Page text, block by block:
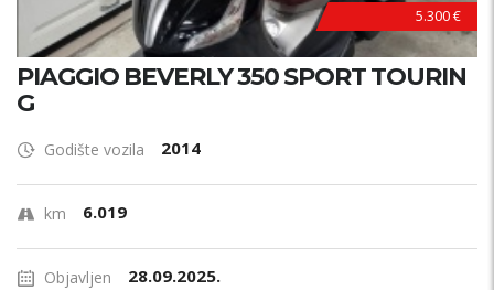
5.300 €
PIAGGIO BEVERLY 350 SPORT TOURIN
G
Godište vozila 2014
km 6.019
Objavljen 28.09.2025.